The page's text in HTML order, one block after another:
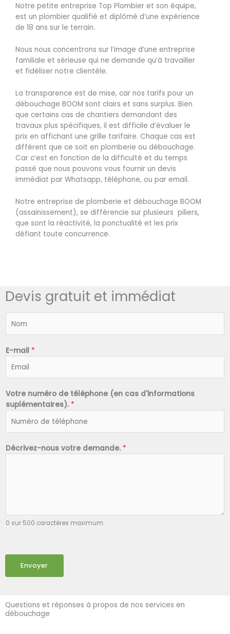
Notre petite entreprise Top Plombier et son équipe,
est un plombier qualifié et diplômé d’une expérience
de 18 ans sur le terrain.
Nous nous concentrons sur l’image d’une entreprise
familiale et sérieuse qui ne demande qu’à travailler
et fidéliser notre clientèle.
La transparence est de mise, car nos tarifs pour un
débouchage BOOM sont clairs et sans surplus. Bien
que certains cas de chantiers demandant des
travaux plus spécifiques, il est difficile d’évaluer le
prix en affichant une grille tarifaire. Chaque cas est
différent que ce soit en plomberie ou débouchage.
Car c’est en fonction de la difficulté et du temps
passé que nous pouvons vous fournir un devis
immédiat par Whatsapp, téléphone, ou par email.
Notre entreprise de plomberie et débouchage BOOM
(assainissement), se différencie sur plusieurs piliers,
que sont la réactivité, la ponctualité et les prix
défiant toute concurrence.
Devis gratuit et immédiat
*
E-mail *
Votre numéro de téléphone (en cas d'informations
suplémentaires). *
Décrivez-nous votre demande. *
0 sur 500 caractères maximum.
Envoyer
Questions et réponses à propos de nos services en
débouchage